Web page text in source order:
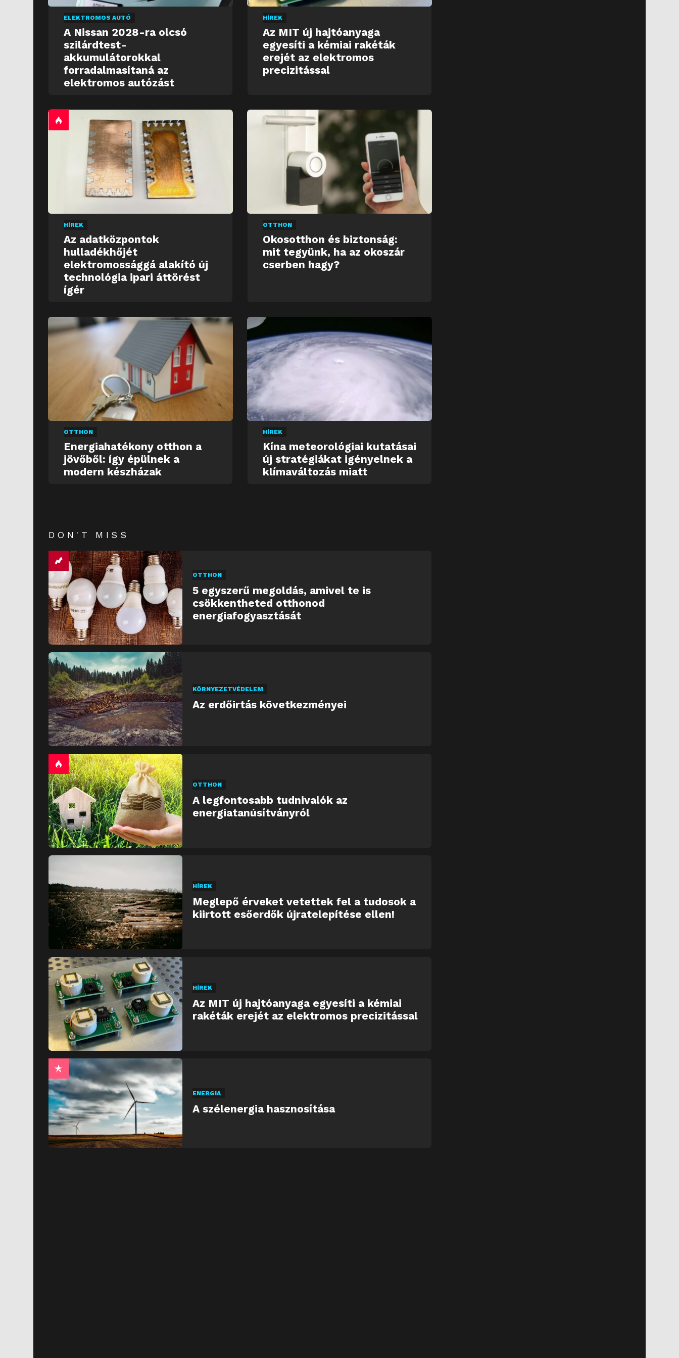
ELEKTROMOS AUTÓ
A Nissan 2028-ra olcsó
szilárdtest-
akkumulátorokkal
forradalmasítaná az
elektromos autózást
HÍREK
Az MIT új hajtóanyaga
egyesíti a kémiai rakéták
erejét az elektromos
precizitással
HÍREK
Az adatközpontok
hulladékhőjét
elektromossággá alakító új
technológia ipari áttörést
ígér
OTTHON
Okosotthon és biztonság:
mit tegyünk, ha az okoszár
cserben hagy?
OTTHON
Energiahatékony otthon a
jövőből: így épülnek a
modern készházak
HÍREK
Kína meteorológiai kutatásai
új stratégiákat igényelnek a
klímaváltozás miatt
DON'T MISS
OTTHON
5 egyszerű megoldás, amivel te is
csökkentheted otthonod
energiafogyasztását
KÖRNYEZETVÉDELEM
Az erdőirtás következményei
OTTHON
A legfontosabb tudnivalók az
energiatanúsítványról
HÍREK
Meglepő érveket vetettek fel a tudosok a
kiirtott esőerdők újratelepítése ellen!
HÍREK
Az MIT új hajtóanyaga egyesíti a kémiai
rakéták erejét az elektromos precizitással
ENERGIA
A szélenergia hasznosítása